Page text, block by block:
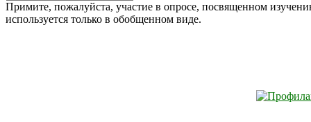
for:
Примите, пожалуйста, участие в опросе, посвященном
используется только в обобщенном виде.